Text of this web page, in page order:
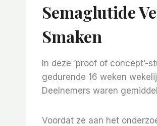
Semaglutide
Smaken
In deze ‘proof of
gedurende 16 weken
Deelnemers waren
Voordat ze aan het